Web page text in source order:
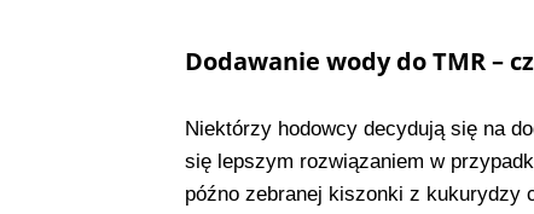
Dodawanie wody do TMR –
Niektórzy hodowcy decydują się na
się lepszym rozwiązaniem w
późno zebranej kiszonki z kukurydzy